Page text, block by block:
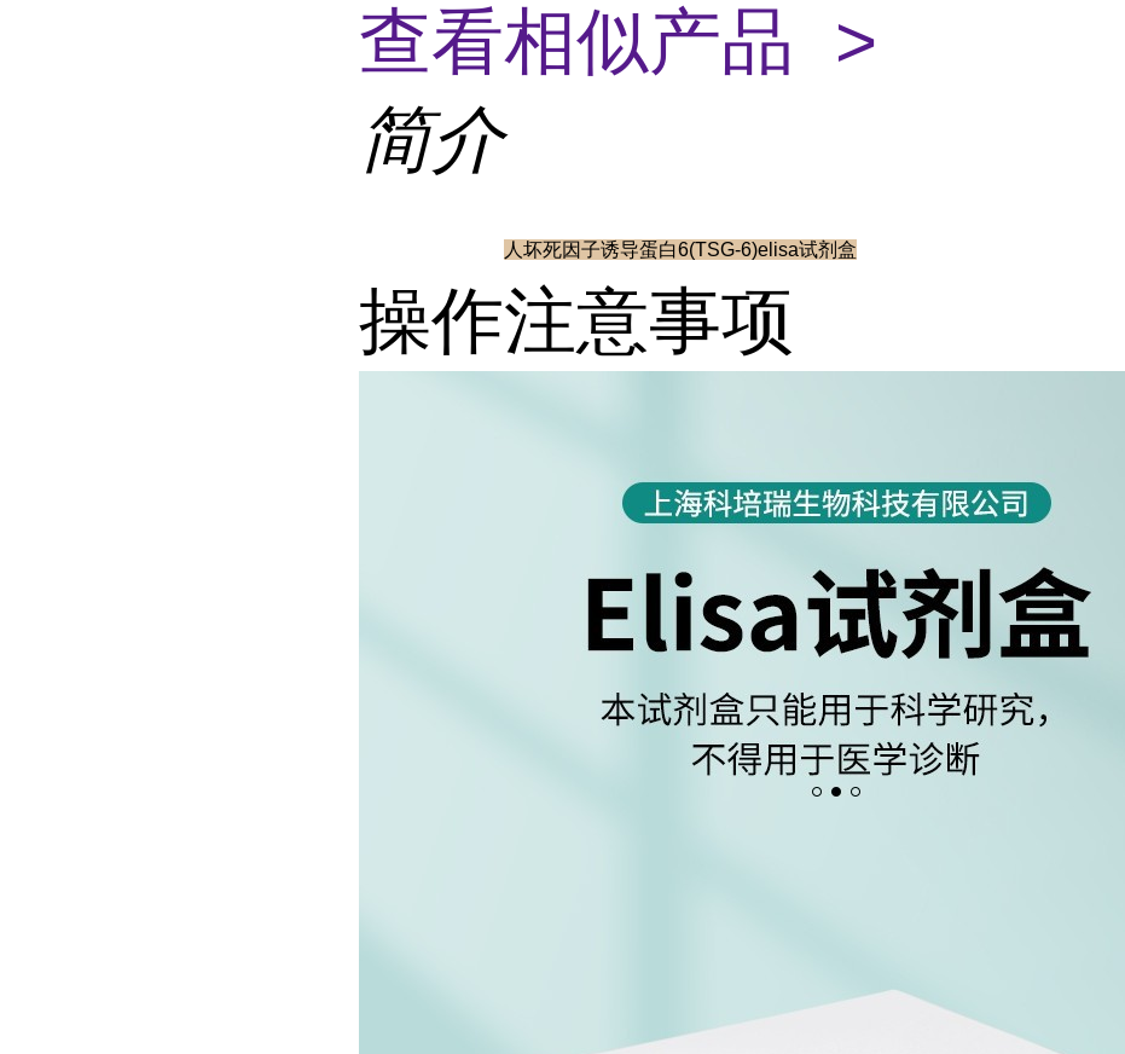
查看相似产品 >
简介
人坏死因子诱导蛋白6(TSG-6)elisa试剂盒
操作注意事项